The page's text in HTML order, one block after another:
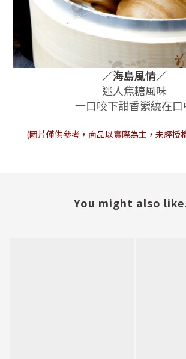
／海島風情／
迷人焦糖風味
一口咬下甜香縈繞在口
(圖片僅供參考，商品以實際為主，未經授
You might also